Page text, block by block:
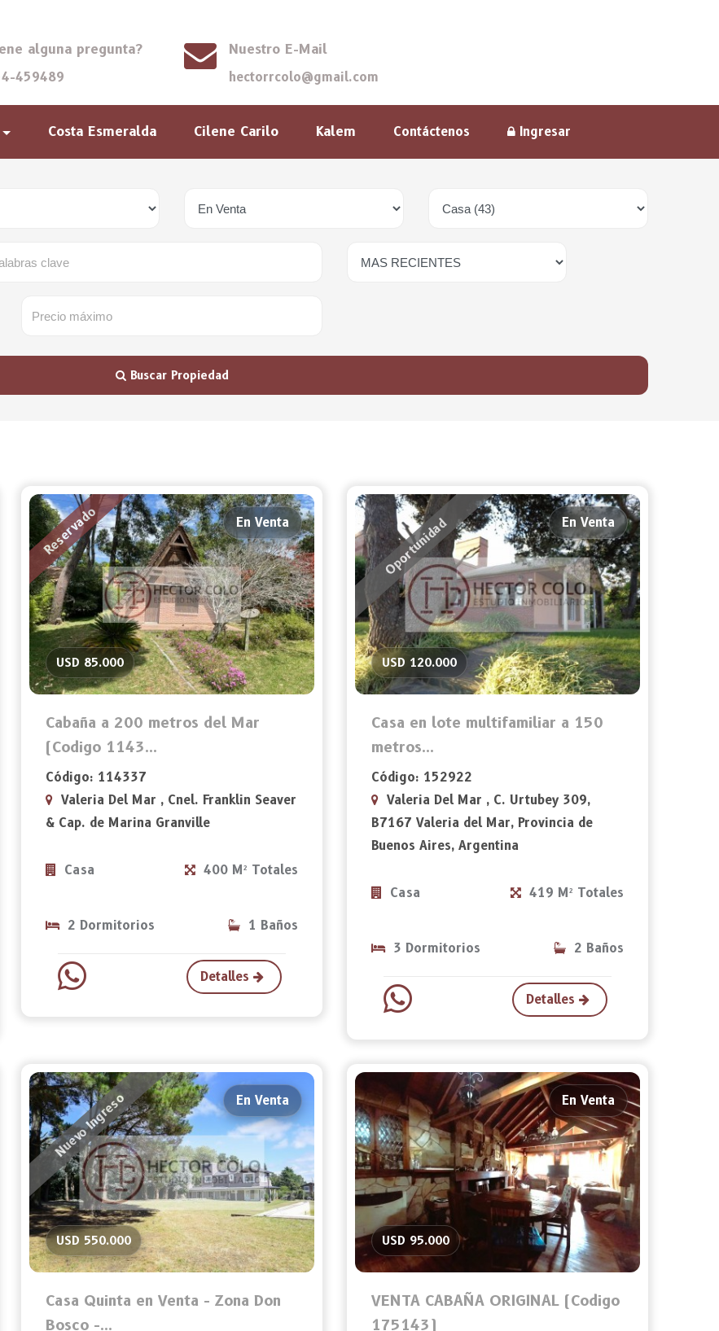
alguna pregunta?
459489
Nuestro E-Mail
hectorrcolo@gmail.com
Costa Esmeralda Cilene Carilo Kalem Contáctenos Ingresar
Buscar Propiedad
Reservado En Venta
USD 85.000
Cabaña a 200 metros del Mar
(Codigo 1143...
Código: 114337
Valeria Del Mar , Cnel. Franklin Seaver
& Cap. de Marina Granville
Casa 400 M² Totales
2 Dormitorios 1 Baños
Detalles
Oportunidad En Venta
USD 120.000
Casa en lote multifamiliar a 150
metros...
Código: 152922
Valeria Del Mar , C. Urtubey 309,
B7167 Valeria del Mar, Provincia de
Buenos Aires, Argentina
Casa 419 M² Totales
3 Dormitorios 2 Baños
Detalles
Nuevo Ingreso En Venta
USD 550.000
Casa Quinta en Venta - Zona Don
Bosco -...
En Venta
USD 95.000
VENTA CABAÑA ORIGINAL (Codigo
175143)